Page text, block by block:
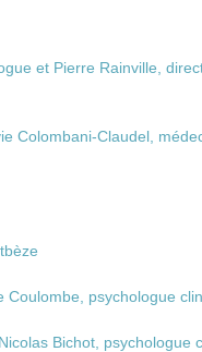
et Pierre Rainville,
Colombani-Claudel,
Coulombe, psychologue
Bichot, psychologue